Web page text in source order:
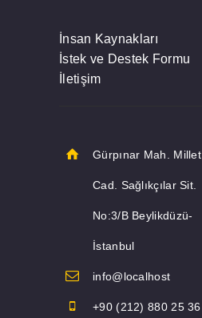
İnsan Kaynakları
İstek ve Destek Formu
İletişim
Gürpınar Mah. Millet
Cad. Sağlıkçılar Sit.
No:3/B Beylikdüzü-
İstanbul
info@localhost
+90 (212) 880 25 36